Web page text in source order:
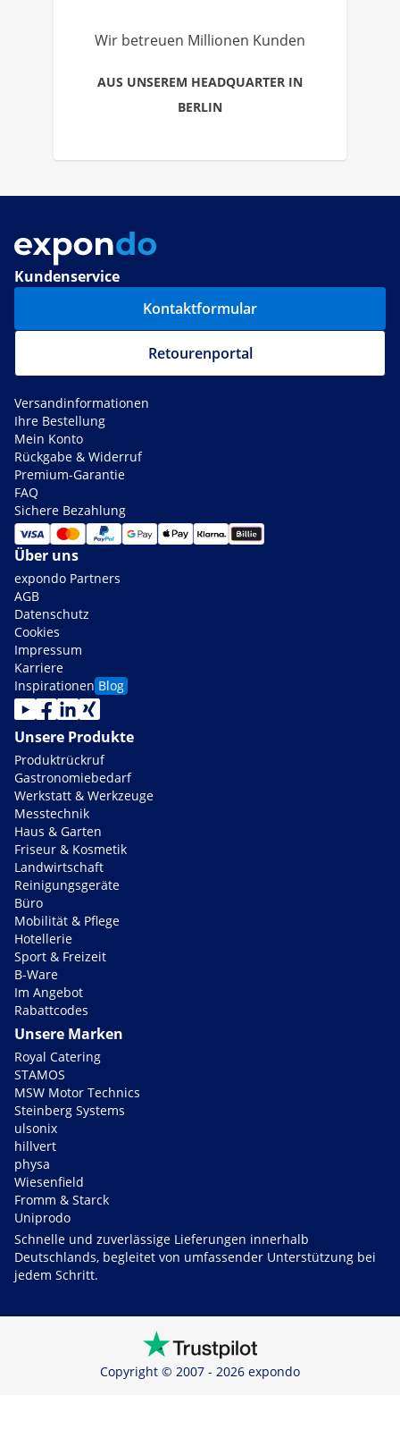
Wir betreuen Millionen Kunden
AUS UNSEREM HEADQUARTER IN
BERLIN
Kundenservice
Kontaktformular
Retourenportal
Versandinformationen
Ihre Bestellung
Mein Konto
Rückgabe & Widerruf
Premium-Garantie
FAQ
Sichere Bezahlung
Über uns
expondo Partners
AGB
Datenschutz
Cookies
Impressum
Karriere
Inspirationen Blog
Unsere Produkte
Produktrückruf
Gastronomiebedarf
Werkstatt & Werkzeuge
Messtechnik
Haus & Garten
Friseur & Kosmetik
Landwirtschaft
Reinigungsgeräte
Büro
Mobilität & Pflege
Hotellerie
Sport & Freizeit
B-Ware
Im Angebot
Rabattcodes
Unsere Marken
Royal Catering
STAMOS
MSW Motor Technics
Steinberg Systems
ulsonix
hillvert
physa
Wiesenfield
Fromm & Starck
Uniprodo
Schnelle und zuverlässige Lieferungen innerhalb
Deutschlands, begleitet von umfassender Unterstützung bei
jedem Schritt.
Copyright © 2007 - 2026 expondo